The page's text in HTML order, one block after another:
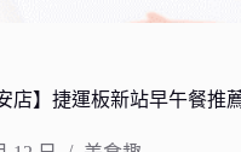
店】捷運板新站早午餐